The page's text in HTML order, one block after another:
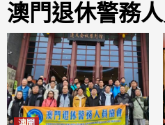
澳門退休警務